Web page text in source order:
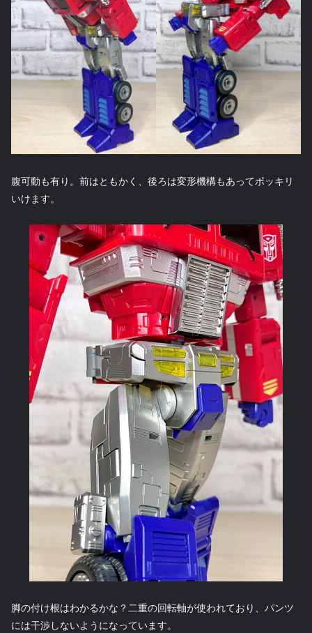
腹可動も有り。前はともかく、後ろは変形機構もあってポッキリ
いけます。
脚の付け根はわかるかな？二重の回転軸が使われており、パンツ
には干渉しないようになっています。